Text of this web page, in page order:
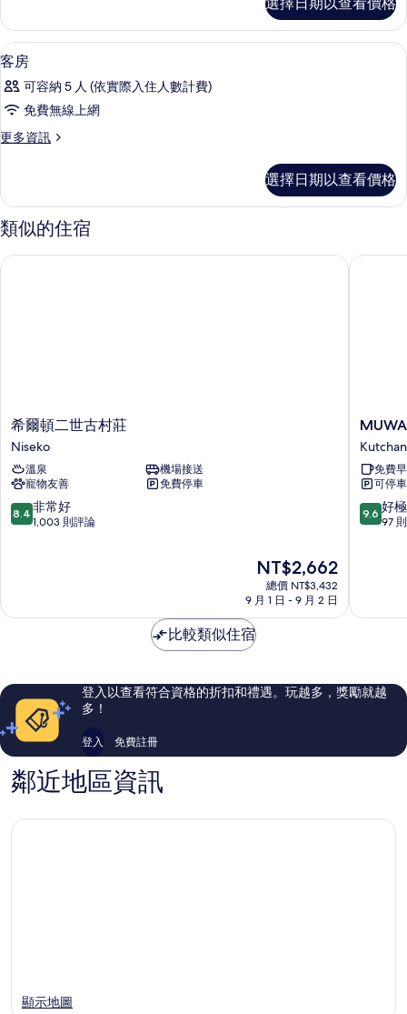
相
片
有
相
片
的
詳
情
顯
示
客
的
有
相
片
客房內保險箱、隔音、免費無線上網、
10
客房
可容納 5 人 (依實際入住人數計費)
免費無線上網
更多資訊
更
的
詳
情
選擇日期以查看價格
類似的住宿
希
爾
頓
二
世
古
村
希爾頓二世古村莊
Niseko
溫泉
機場接送
寵物友善
免費停車
8.4
分，
常
評
論
8.4 非常好
1,003 則評論
現
在
價
為
NT$2,662
總價 NT$3,432
9 月 1 日 - 9 月 2 日
希爾頓二世古村莊
MUWA
NISEKO
Kutchan
Kutchan
免費
可停車
9.6
分，
極
評
論
9.6 好
97
MUWA
比較類似住宿
登入以查看符合資格的折扣和禮遇。玩越多，獎勵就越
多！
登入 免費註冊
鄰近地區資訊
顯示地圖